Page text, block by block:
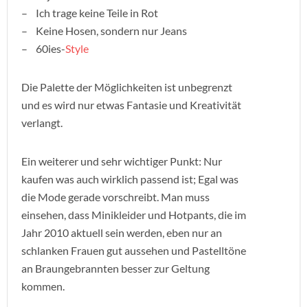
– Ich trage keine Teile in Rot
– Keine Hosen, sondern nur Jeans
– 60ies-Style
Die Palette der Möglichkeiten ist unbegrenzt
und es wird nur etwas Fantasie und Kreativität
verlangt.
Ein weiterer und sehr wichtiger Punkt: Nur
kaufen was auch wirklich passend ist; Egal was
die Mode gerade vorschreibt. Man muss
einsehen, dass Minikleider und Hotpants, die im
Jahr 2010 aktuell sein werden, eben nur an
schlanken Frauen gut aussehen und Pastelltöne
an Braungebrannten besser zur Geltung
kommen.